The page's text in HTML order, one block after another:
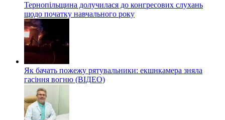
Тернопільщина долучилася до конгресових слухань
щодо початку навчального року
Як бачать пожежу рятувальники: екшнкамера зняла
гасіння вогню (ВІДЕО)